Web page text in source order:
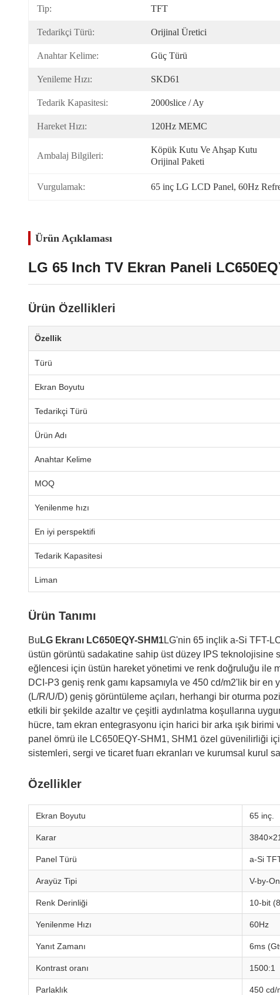
Tip: TFT
Tedarikçi Türü: Orijinal Üretici
Anahtar Kelime: Güç Türü
Yenileme Hızı: SKD61
Tedarik Kapasitesi: 2000slice / Ay
Hareket Hızı: 120Hz MEMC
Ambalaj Bilgileri:
Köpük Kutu Ve Ahşap Kutu
Orijinal Paketi
Vurgulamak: 65 inç LG LCD Panel, 60Hz
Ürün Açıklaması
LG 65 Inch TV Ekran Paneli
Ürün Özellikleri
Özellik
Türü
Ekran Boyutu
Tedarikçi Türü
Ürün Adı
Anahtar Kelime
MOQ
Yenilenme hızı
En iyi perspektifi
Tedarik Kapasitesi
Liman
Ürün Tanımı
Bu LG Ekranı LC650EQY-SHM1LG'nin 65 inçlik a-Si TFT-
üstün görüntü sadakatine sahip üst düzey IPS teknolojisine
eğlencesi için üstün hareket yönetimi ve renk doğruluğu ile
DCI-P3 geniş renk gamı kapsamıyla ve 450 cd/m2'lik bir en
(L/R/U/D) geniş görüntüleme açıları, herhangi bir oturma
etkili bir şekilde azaltır ve çeşitli aydınlatma koşullarına
hücre, tam ekran entegrasyonu için harici bir arka ışık birimi
panel ömrü ile LC650EQY-SHM1, SHM1 özel güvenilirliği
sistemleri, sergi ve ticaret fuarı ekranları ve kurumsal kurul
Özellikler
Ekran Boyutu 65 inç.
Karar
Panel Türü a-Si
Arayüz Tipi V-by-
Renk Derinliği 10-bit
Yenilenme Hızı 60Hz
Yanıt Zamanı 6ms
Kontrast oranı 1500:1
Parlaklık 450 cd/